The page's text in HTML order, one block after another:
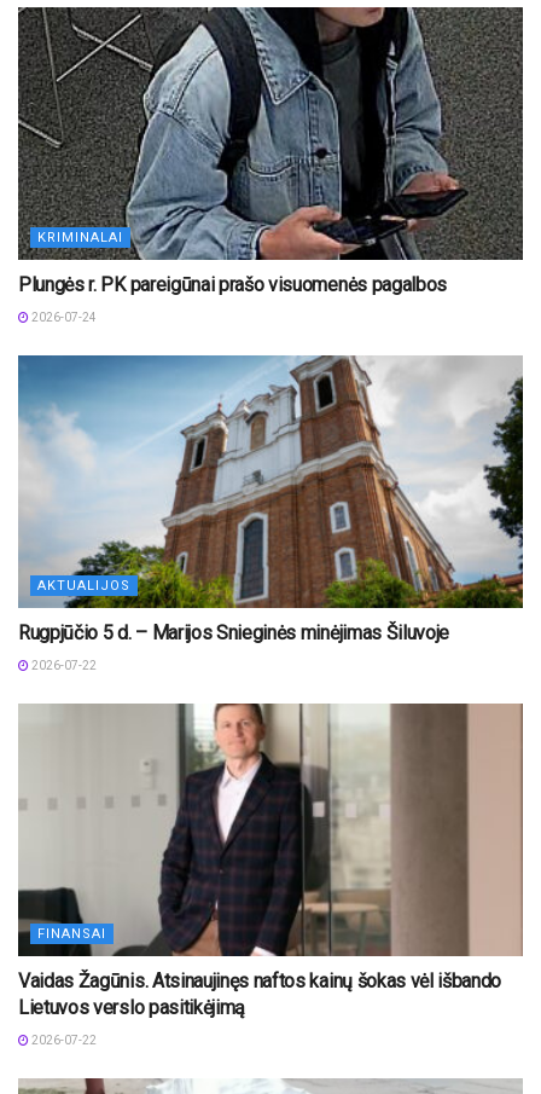
KRIMINALAI
Plungės r. PK pareigūnai prašo visuomenės pagalbos
2026-07-24
AKTUALIJOS
Rugpjūčio 5 d. – Marijos Snieginės minėjimas Šiluvoje
2026-07-22
FINANSAI
Vaidas Žagūnis. Atsinaujinęs naftos kainų šokas vėl išbando
Lietuvos verslo pasitikėjimą
2026-07-22